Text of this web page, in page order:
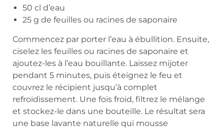
50 cl d’eau
25 g de feuilles ou racines de saponaire
Commencez par porter l’eau à ébullition. Ensuite,
ciselez les feuilles ou racines de saponaire et
ajoutez-les à l’eau bouillante. Laissez mijoter
pendant 5 minutes, puis éteignez le feu et
couvrez le récipient jusqu’à complet
refroidissement. Une fois froid, filtrez le mélange
et stockez-le dans une bouteille. Le résultat sera
une base lavante naturelle qui mousse